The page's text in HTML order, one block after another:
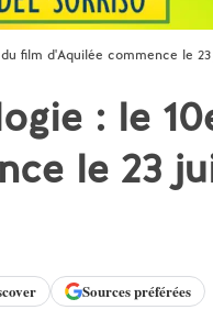
film d'Aquilée commence le
: le
le 23
Sources préférées